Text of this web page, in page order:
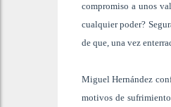
compromiso a unos
cualquier poder?
de que, una vez
Miguel Hernández
motivos de